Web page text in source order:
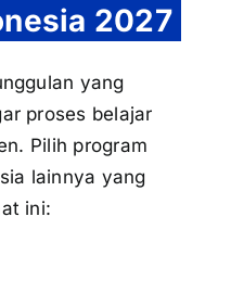
2027
yang
proses belajar
Pilih program
lainnya yang
ini: